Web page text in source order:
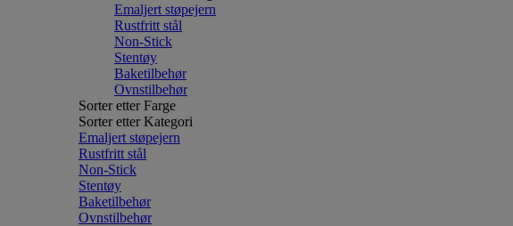
Emaljert støpejern
Rustfritt stål
Non-Stick
Stentøy
Baketilbehør
Ovnstilbehør
Sorter etter Farge
Sorter etter Kategori
Emaljert støpejern
Rustfritt stål
Non-Stick
Stentøy
Baketilbehør
Ovnstilbehør